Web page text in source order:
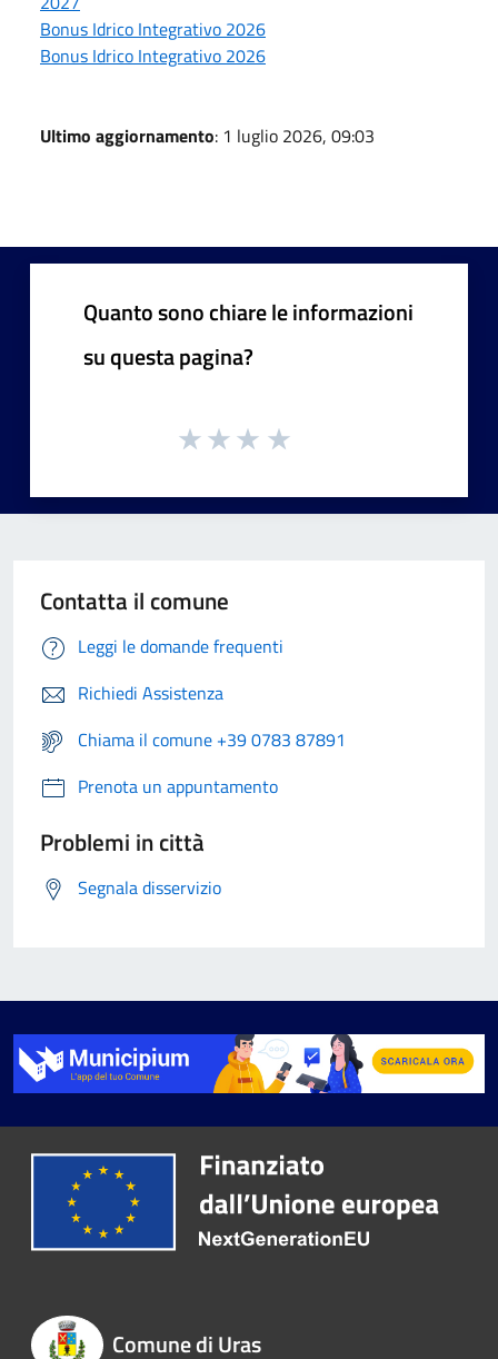
Bonus Idrico Integrativo 2026
Bonus Idrico Integrativo 2026
Ultimo aggiornamento: 1 luglio 2026, 09:03
Quanto sono chiare le informazioni
su questa pagina?
Contatta il comune
Leggi le domande frequenti
Richiedi Assistenza
Chiama il comune +39 0783 87891
Prenota un appuntamento
Problemi in città
Segnala disservizio
Comune di Uras